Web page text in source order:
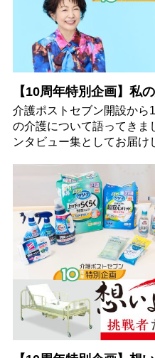
【10周年特別企画】私
介護ポストセブン開設から
の介護について語ってきま
ンタビュー集としてお届け